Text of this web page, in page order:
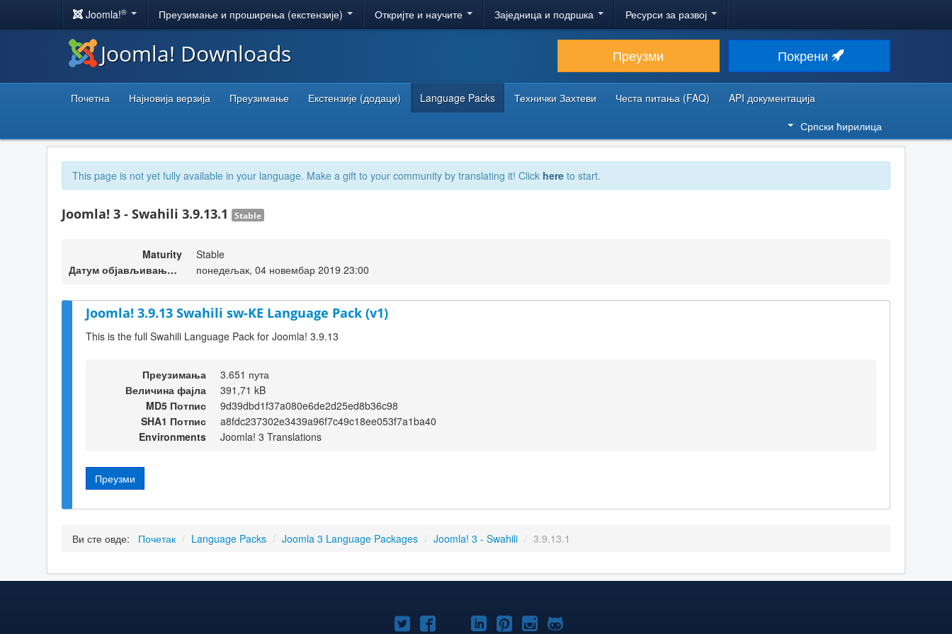
Joomla!® Преузимање и проширења (екстензије) Откријте и научите Заједница и подршка Ресурси за развој
Joomla! Downloads Преузми Покрени
Почетна Најновија верзија Преузимање Екстензије (додаци) Language Packs Технички Захтеви Честа питања (FAQ)
API документација
Српски ћирилица
This page is not yet fully available in your language. Make a gift to your community by translating it! Click here to start.
Joomla! 3 - Swahili 3.9.13.1 Stable
Maturity
Stable
Датум објављивања верзије
понедељак, 04 новембар 2019 23:00
Joomla! 3.9.13 Swahili sw-KE Language Pack (v1)
This is the full Swahili Language Pack for Joomla! 3.9.13
Преузимања
3.651 пута
Величина фајла
391,71 kB
MD5 Потпис
9d39dbd1f37a080e6de2d25ed8b36c98
SHA1 Потпис
a8fdc237302e3439a96f7c49c18ee053f7a1ba40
Environments
Joomla! 3 Translations
Преузми
Ви сте овде: Почетак / Language Packs / Joomla 3 Language Packages / Joomla! 3 - Swahili / 3.9.13.1
Joomla!Joomla!Joomla!
Joomla!Joomla!
Joomla!Joomla!